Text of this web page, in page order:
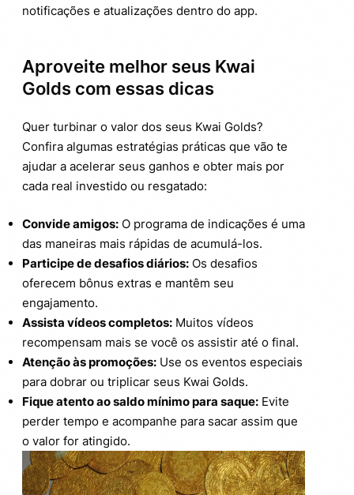
notificações e atualizações dentro do app.
Aproveite melhor seus Kwai
Golds com essas dicas
Quer turbinar o valor dos seus Kwai Golds?
Confira algumas estratégias práticas que vão te
ajudar a acelerar seus ganhos e obter mais por
cada real investido ou resgatado:
Convide amigos: O programa de indicações é uma
das maneiras mais rápidas de acumulá-los.
Participe de desafios diários: Os desafios
oferecem bônus extras e mantêm seu
engajamento.
Assista vídeos completos: Muitos vídeos
recompensam mais se você os assistir até o final.
Atenção às promoções: Use os eventos especiais
para dobrar ou triplicar seus Kwai Golds.
Fique atento ao saldo mínimo para saque: Evite
perder tempo e acompanhe para sacar assim que
o valor for atingido.